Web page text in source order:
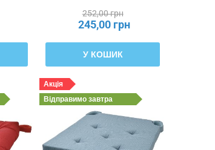
252,00 грн
245,00 грн
У КОШИК
Акція
Відправимо завтра